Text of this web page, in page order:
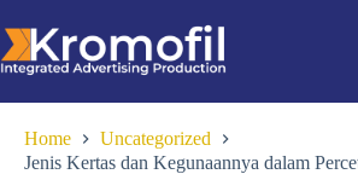
Home
Uncategorized
Jenis Kertas dan Kegunaannya dalam